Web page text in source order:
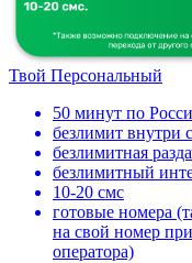
Твой Персональный
50 минут по
безлимит внутри
безлимитная
безлимитный
10-20 смс
готовые номера
на свой номер
оператора)